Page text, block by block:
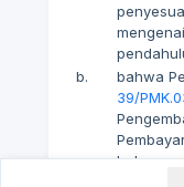
b.
bahwa
39/